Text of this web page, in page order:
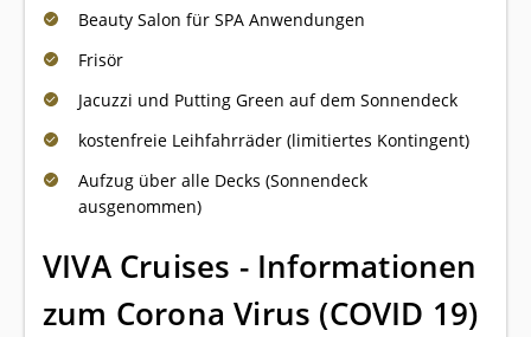
Beauty Salon für SPA Anwendungen
Frisör
Jacuzzi und Putting Green auf dem Sonnendeck
kostenfreie Leihfahrräder (limitiertes Kontingent)
Aufzug über alle Decks (Sonnendeck
ausgenommen)
VIVA Cruises - Informationen
zum Corona Virus (COVID 19)